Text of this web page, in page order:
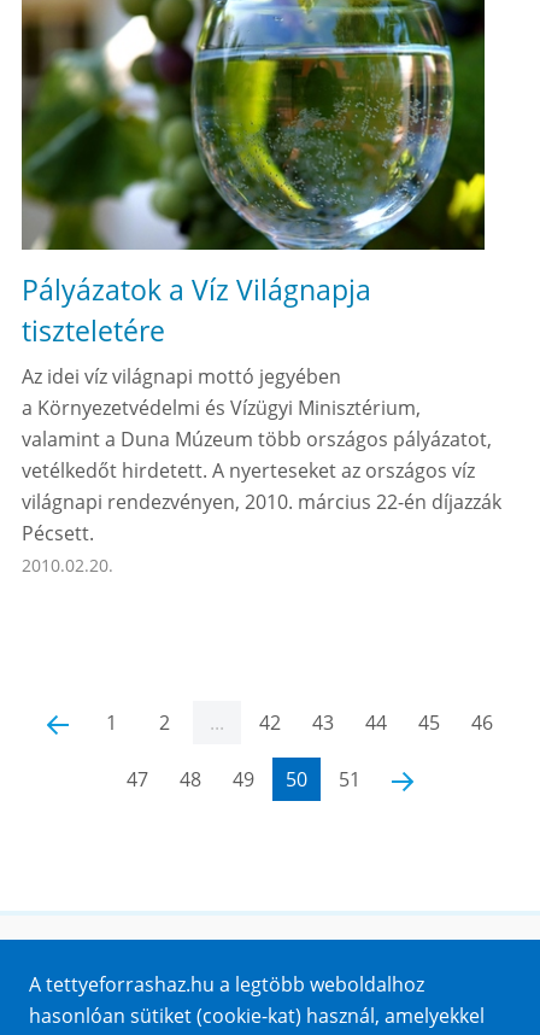
Pályázatok a Víz Világnapja
tiszteletére
Az idei víz világnapi mottó jegyében
a Környezetvédelmi és Vízügyi Minisztérium,
valamint a Duna Múzeum több országos pályázatot,
vetélkedőt hirdetett. A nyerteseket az országos víz
világnapi rendezvényen, 2010. március 22-én díjazzák
Pécsett.
2010.02.20.
1 2 ... 42 43 44 45 46
47 48 49 50 51
Impresszum
Sütik
A tettyeforrashaz.hu a legtöbb weboldalhoz
hasonlóan sütiket (cookie-kat) használ, amelyekkel